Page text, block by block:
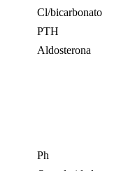
Cl/bicarbonato
PTH
Aldosterona
Ph